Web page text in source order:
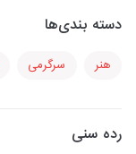
دسته بندی‌ها
هنر سرگرمی
رده سنی